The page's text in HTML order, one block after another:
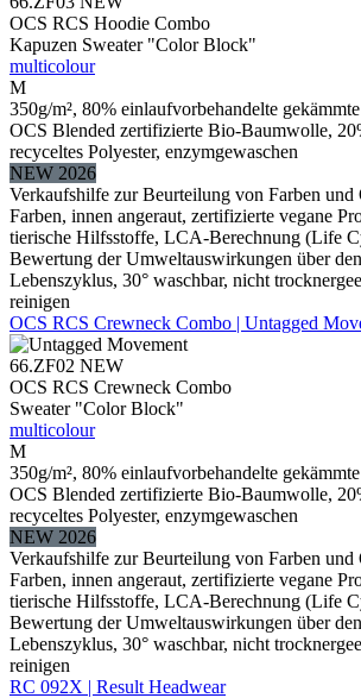
OCS RCS Hoodie Combo
Kapuzen Sweater "Color Block"
multicolour
M
350g/m², 80% einlaufvorbehandelte
OCS Blended zertifizierte Bio-Baumwolle,
recyceltes Polyester, enzymgewaschen
NEW 2026
Verkaufshilfe zur Beurteilung von Farben und
Farben, innen angeraut, zertifizierte vegane
tierische Hilfsstoffe, LCA-Berechnung (Life
Bewertung der Umweltauswirkungen über
Lebenszyklus, 30° waschbar, nicht
reinigen
OCS RCS Crewneck Combo | Untagged
66.ZF02 NEW
OCS RCS Crewneck Combo
Sweater "Color Block"
multicolour
M
350g/m², 80% einlaufvorbehandelte
OCS Blended zertifizierte Bio-Baumwolle,
recyceltes Polyester, enzymgewaschen
NEW 2026
Verkaufshilfe zur Beurteilung von Farben und
Farben, innen angeraut, zertifizierte vegane
tierische Hilfsstoffe, LCA-Berechnung (Life
Bewertung der Umweltauswirkungen über
Lebenszyklus, 30° waschbar, nicht
reinigen
RC 092X | Result Headwear